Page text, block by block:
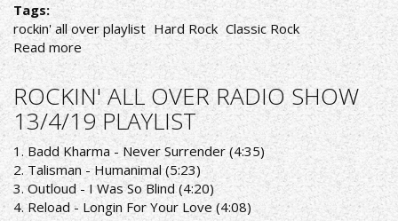
Tags:
rockin' all over playlist Hard Rock Classic Rock
Read more about
ROCKIN'
ALL
OVER
RADIO
SHOW
20/4/20
PLAYLIST
ROCKIN' ALL OVER RADIO SHOW
13/4/19 PLAYLIST
1. Badd Kharma - Never Surrender (4:35)
2. Talisman - Humanimal (5:23)
3. Outloud - I Was So Blind (4:20)
4. Reload - Longin For Your Love (4:08)